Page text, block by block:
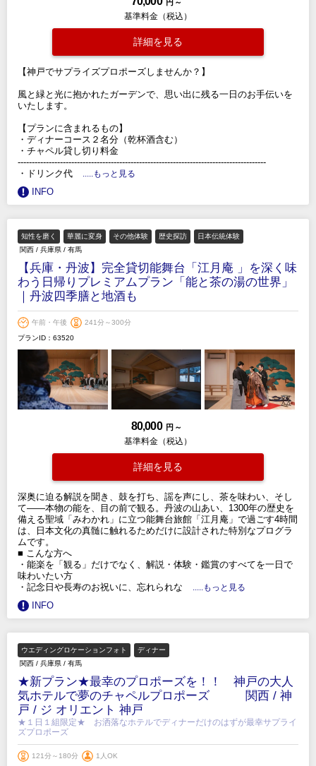
円 ～
基準料金（税込）
詳細を見る
【神戸でサプライズプロポーズしませんか？】
風と緑と光に抱かれたガーデンで、思い出に残る一日のお手伝いを
いたします。
【プランに含まれるもの】
・ディナーコース２名分（乾杯酒含む）
・チャペル貸し切り料金
----------------------------------------------------------------------------------------
・ドリンク代
.....もっと見る
INFO
知性を磨く 華麗に変身 その他体験 歴史探訪
日本伝統体験
関西 / 兵庫県 / 有馬
【兵庫・丹波】完全貸切能舞台「江月庵 」を深く味
わう日帰りプレミアムプラン「能と茶の湯の世界」
｜丹波四季膳と地酒も
午前・午後
241分～300分
プランID：63520
80,000 円 ～
基準料金（税込）
詳細を見る
深奥に迫る解説を聞き、鼓を打ち、謡を声にし、茶を味わい、そし
て——本物の能を、目の前で観る。丹波の山あい、1300年の歴史を
備える聖域「みわかれ」に立つ能舞台旅館「江月庵」で過ごす4時間
は、日本文化の真髄に触れるためだけに設計された特別なプログラ
ムです。
■ こんな方へ
・能楽を「観る」だけでなく、解説・体験・鑑賞のすべてを一日で
味わいたい方
・記念日や長寿のお祝いに、忘れられな
.....もっと見る
INFO
ウエディングロケーションフォト
ディナー
関西 / 兵庫県 / 有馬
★新プラン★最幸のプロポーズを！！ 神戸の大人
気ホテルで夢のチャペルプロポーズ 関西 / 神
戸 / ジ オリエント 神戸
★１日１組限定★ お洒落なホテルでディナーだけのはずが最幸サプライ
ズプロポーズ
121分～180分
1人OK